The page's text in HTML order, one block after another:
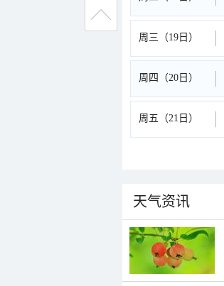
周三（19日）
周四（20日）
周五（21日）
天气资讯